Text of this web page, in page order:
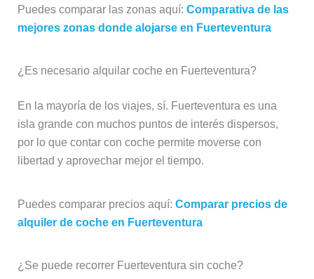
Puedes comparar las zonas aquí: Comparativa de las
mejores zonas donde alojarse en Fuerteventura
¿Es necesario alquilar coche en Fuerteventura?
En la mayoría de los viajes, sí. Fuerteventura es una
isla grande con muchos puntos de interés dispersos,
por lo que contar con coche permite moverse con
libertad y aprovechar mejor el tiempo.
Puedes comparar precios aquí: Comparar precios de
alquiler de coche en Fuerteventura
¿Se puede recorrer Fuerteventura sin coche?